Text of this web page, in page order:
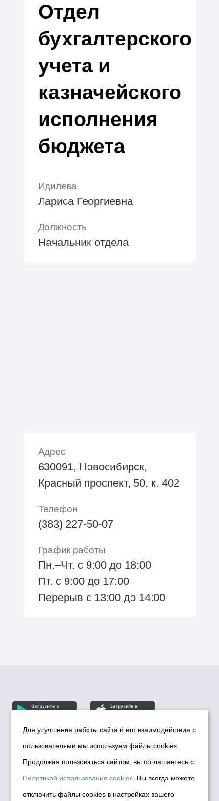
Отдел
бухгалтерского
учета и
казначейского
исполнения
бюджета
Идилева
Лариса Георгиевна
Должность
Начальник отдела
Адрес
630091, Новосибирск,
Красный проспект, 50, к. 402
Телефон
(383) 227-50-07
График работы
Пн.–Чт. с 9:00 до 18:00
Пт. с 9:00 до 17:00
Перерыв с 13:00 до 14:00
© Департамент информационной политики мэрии
города Новосибирска, 2026
Политика использования Cookies
Политика по обработке персональных
Для улучшения работы сайта и его взаимодействия с
пользователями мы используем файлы cookies.
Продолжая пользоваться сайтом, вы соглашаетесь с
Политикой использования cookies . Вы всегда можете
отключить файлы cookies в настройках вашего